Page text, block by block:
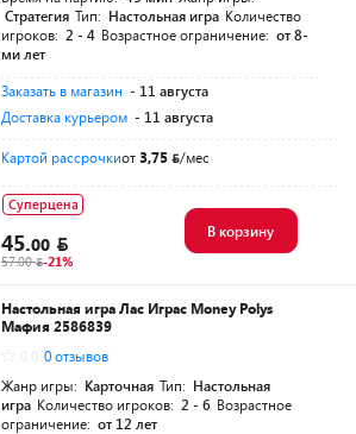
Стратегия Тип: Настольная игра Количество
игроков: 2 - 4 Возрастное ограничение: от 8-
ми лет
Заказать в магазин - 11 августа
Доставка курьером - 11 августа
Картой рассрочкиот3,75 /мес
Суперцена
45.00
57.00 -21%
В корзину
Настольная игра Лас Играс Money Polys
Мафия 2586839
0 отзывов
Жанр игры: Карточная Тип: Настольная
игра Количество игроков: 2 - 6 Возрастное
ограничение: от 12 лет